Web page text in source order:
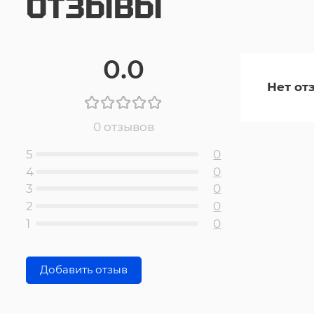
0.0
0 отзывов
5
0
4
0
3
0
2
0
1
0
Добавить отзыв
Нет